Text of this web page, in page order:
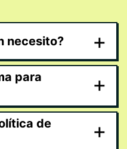
necesito? +
para
+
de
+